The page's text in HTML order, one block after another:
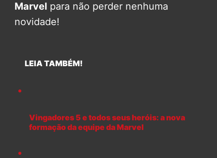
Marvel para não perder nenhuma
novidade!
LEIA TAMBÉM!
Vingadores 5 e todos seus heróis: a nova
formação da equipe da Marvel